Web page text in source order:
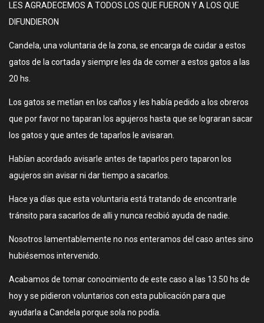
LES AGRADECEMOS A TODOS LOS QUE FUERON Y A LOS QUE
DIFUNDIERON
Candela, una voluntaria de la zona, se encarga de cuidar a estos
gatos de la cortada y siempre les da de comer a estos gatos a las
20 hs.
Los gatos se metían en los caños y les había pedido a los obreros
que por favor no taparan los agujeros hasta que se lograran sacar
los gatos y que antes de taparlos le avisaran.
Habían acordado avisarle antes de taparlos pero taparon los
agujeros sin avisar ni dar tiempo a sacarlos.
Hace ya días que esta voluntaria está tratando de encontrarle
tránsito para sacarlos de alli y nunca recibió ayuda de nadie.
Nosotros lamentablemente no nos enteramos del caso antes sino
hubiésemos intervenido.
Acabamos de tomar conocimiento de este caso a las 13.50 hs de
hoy y se pidieron voluntarios con esta publicación para que
ayudarla a Candela porque sola no podía.